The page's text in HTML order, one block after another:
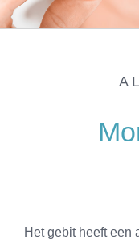
Het gebit heeft een